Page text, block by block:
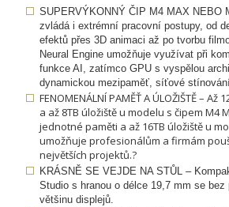
SUPERVÝKONNÝ ČIP M4 MAX NEBO
zvládá i extrémní pracovní postupy, od
efektů přes 3D animaci až po tvorbu
Neural Engine umožňuje využívat při
funkce AI, zatímco GPU s vyspělou
dynamickou mezipaměť, síťové
FENOMENÁLNÍ PAMĚŤ A ÚLOŽIŠTĚ –
a až 8TB úložiště u modelu s čipem M4
jednotné paměti a až 16TB úložiště u
umožňuje profesionálům a firmám
největších projektů.?
KRÁSNĚ SE VEJDE NA STŮL –
Studio s hranou o délce 19,7 mm se bez
většinu displejů.